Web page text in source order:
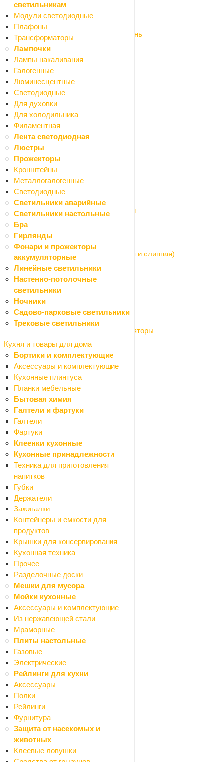
светильникам
Модули светодиодные
Плафоны
Трансформаторы
Лампочки
Лампы накаливания
Галогенные
Люминесцентные
Светодиодные
Для духовки
Для холодильника
Филаментная
Лента светодиодная
Люстры
Прожекторы
Кронштейны
Металлогалогенные
Светодиодные
Светильники аварийные
Светильники настольные
Бра
Гирлянды
Фонари и прожекторы
аккумуляторные
Линейные светильники
Настенно-потолочные
светильники
Ночники
Садово-парковые светильники
Трековые светильники
Кухня и товары для дома
Бортики и комплектующие
Аксессуары и комплектующие
Кухонные плинтуса
Планки мебельные
Бытовая химия
Галтели и фартуки
Галтели
Фартуки
Клеенки кухонные
Кухонные принадлежности
Техника для приготовления
напитков
Губки
Держатели
Зажигалки
Контейнеры и емкости для
продуктов
Крышки для консервирования
Кухонная техника
Прочее
Разделочные доски
Мешки для мусора
Мойки кухонные
Аксессуары и комплектующие
Из нержавеющей стали
Мраморные
Плиты настольные
Газовые
Электрические
Рейлинги для кухни
Аксессуары
Полки
Рейлинги
Фурнитура
Защита от насекомых и
животных
Клеевые ловушки
Трубы и фитинги полипропилен
Фильтры для питьевой воды
Фитинги и комплектующие бронза/латунь
Фитинги стальные и чугунные
Система водяного отопления
Назад
Система водяного отопления
Водяной теплый пол
Коллекторы и комплектующие
Насосы циркуляционные
Полотенцесушители
Радиаторы
Шкафы коллекторные
Водонагреватели
Назад
Водонагреватели
Водонагреватели накопительные
Водонагреватели проточные
Комплектующие для водонагревателей
Канализационные трубы и фитинги
Назад
Канализационные трубы и фитинги
Арматура для бачка унитаза (наливная и сливная)
Арматура сливная (сифоны, гофры)
Канализация внутренняя
Насосы системы водоснабжения
Назад
Насосы системы водоснабжения
Баки расширительные и гидроаккумуляторы
Насосы поверхностные
Насосы погружные
Герметизация труб
Камины, печи, аксессуары
Краски и декор
Назад
Краски и декор
Герметики
Назад
Герметики
Силиконовые
Акриловые
Битумные
Виброакустические
Гибридные
Каучуковые
Полиуретановые
Санитарные
Силиконо-акриловые
Термостойкие
Декор
Назад
Декор
Декоративные панно
Картины
Настенный декор
Предметы декора
Декоративные покрытия
Назад
Декоративные покрытия
Воски
Грунтовки
Добавки
Покрытия
Штукатурки
Карнизы
Назад
Карнизы
Карнизы алюминиевые